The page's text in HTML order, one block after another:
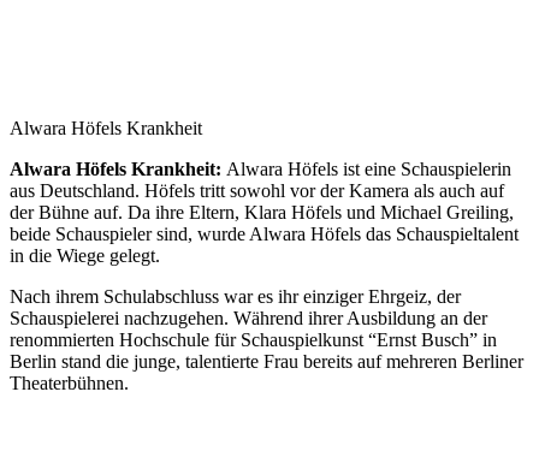
Alwara Höfels Krankheit
Alwara Höfels Krankheit: Alwara Höfels ist eine Schauspielerin
aus Deutschland. Höfels tritt sowohl vor der Kamera als auch auf
der Bühne auf. Da ihre Eltern, Klara Höfels und Michael Greiling,
beide Schauspieler sind, wurde Alwara Höfels das Schauspieltalent
in die Wiege gelegt.
Nach ihrem Schulabschluss war es ihr einziger Ehrgeiz, der
Schauspielerei nachzugehen. Während ihrer Ausbildung an der
renommierten Hochschule für Schauspielkunst “Ernst Busch” in
Berlin stand die junge, talentierte Frau bereits auf mehreren Berliner
Theaterbühnen.